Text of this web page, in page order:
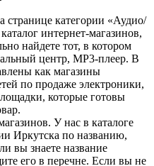
странице категории «Аудио/
интернет-магазинов,
найдете тот, в котором
центр, MP3-плеер. В
как магазины
по продаже электроники,
которые готовы
У нас в каталоге
Иркутска по названию,
вы знаете название
его в перечне. Если вы не